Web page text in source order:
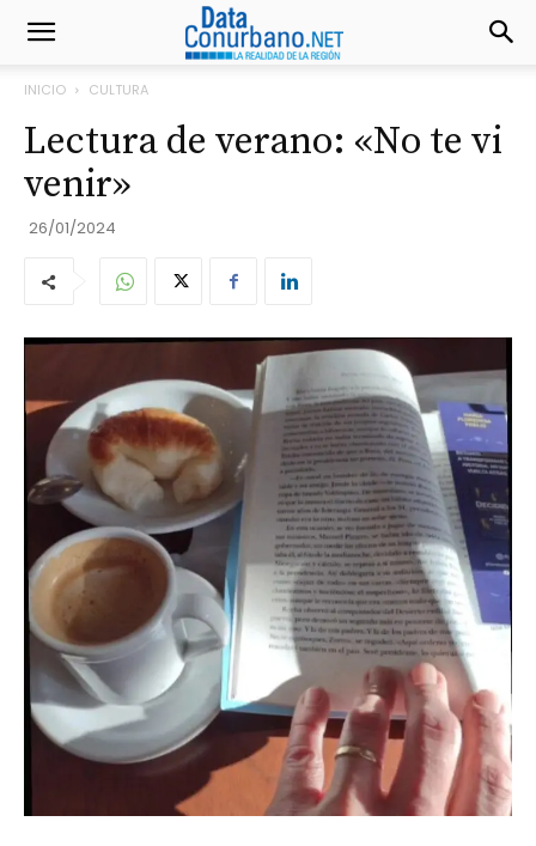
INICIO CULTURA
Lectura de verano: «No te vi
venir»
26/01/2024